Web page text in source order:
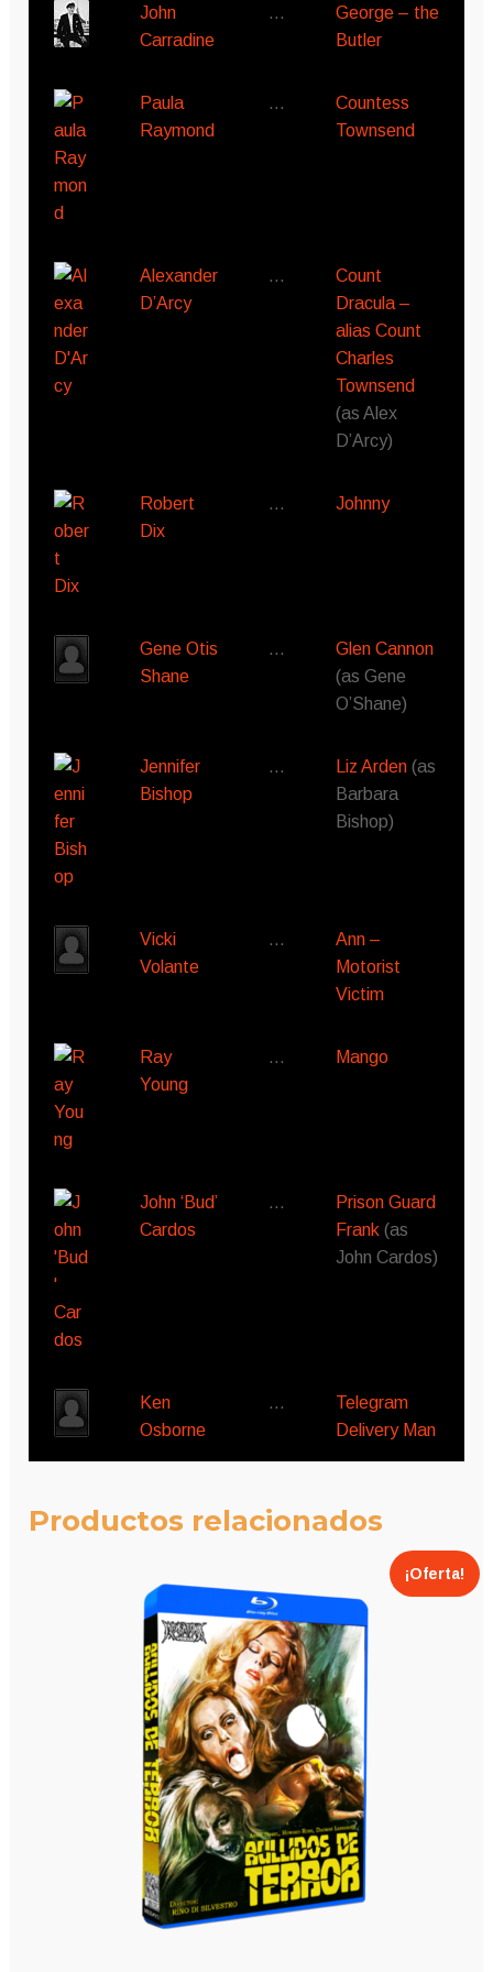
John
Carradine
…
George – the
Butler
Paula
Raymond
…
Countess
Townsend
Alexander
D’Arcy
…
Count
Dracula –
alias Count
Charles
Townsend
(as Alex
D’Arcy)
Robert
Dix
… Johnny
Gene Otis
Shane
…
Glen Cannon
(as Gene
O’Shane)
Jennifer
Bishop
… Liz Arden(as
Barbara
Bishop)
Vicki
Volante
…
Ann –
Motorist
Victim
Ray
Young
… Mango
John ‘Bud’
Cardos
…
Prison Guard
Frank(as
John Cardos)
Ken
Osborne
…
Telegram
Delivery Man
Productos relacionados
¡Oferta!